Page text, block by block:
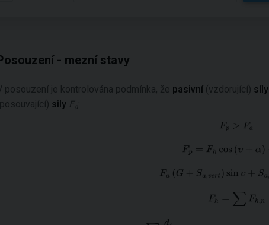
- mezní stavy
posouzení je kontrolována podmínka, že pasivní (vzdorující) síly
sily F a